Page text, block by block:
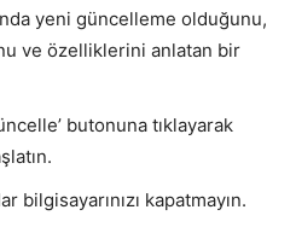
yeni güncelleme olduğunu,
ve özelliklerini anlatan bir
butonuna tıklayarak
bilgisayarınızı kapatmayın.